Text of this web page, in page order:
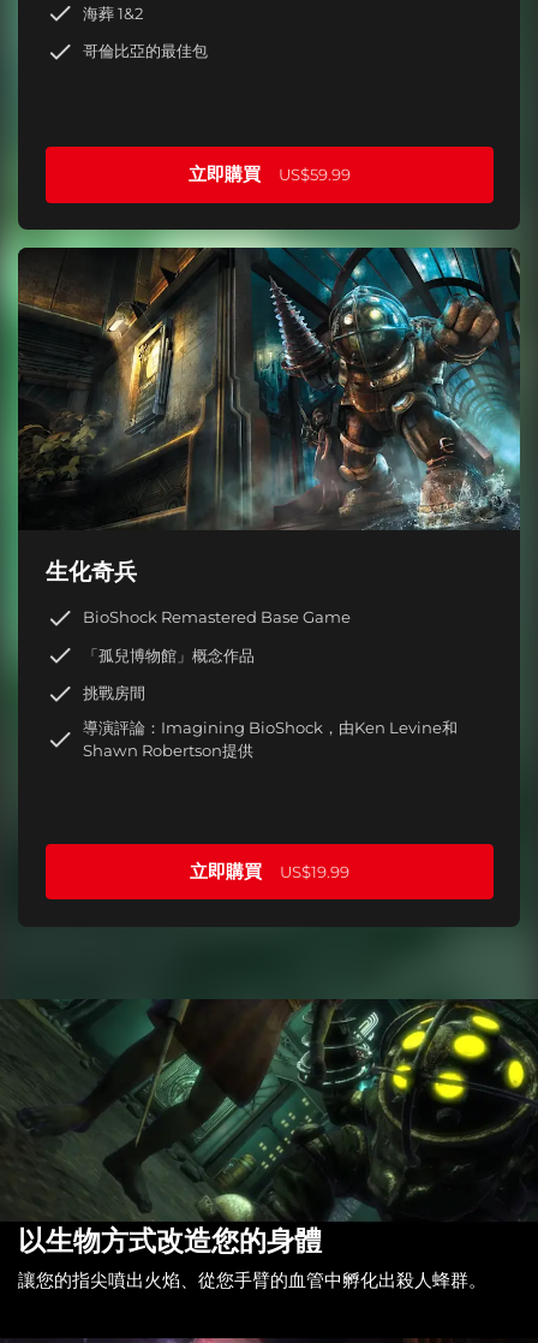
海葬 1&2
哥倫比亞的最佳包
立即購買 US$59.99
生化奇兵
BioShock Remastered Base Game
「孤兒博物館」概念作品
挑戰房間
導演評論：Imagining BioShock，由Ken Levine和
Shawn Robertson提供
立即購買 US$19.99
以生物方式改造您的身體
讓您的指尖噴出火焰、從您手臂的血管中孵化出殺人蜂群。